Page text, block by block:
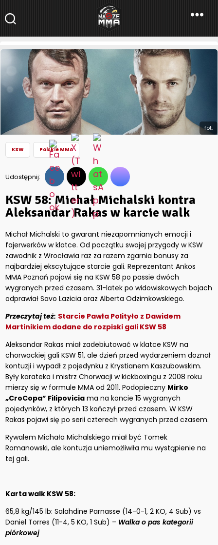
NaszeMMA
NaszeMMA.pl»Aktualności»Polskie MMA»KSW»KSW 58: Michał
Michalski kontra Aleksandar Rakas w karcie walk
fot.
KSW Polskie MMA
Udostępnij:
KSW 58: Michał Michalski kontra
Aleksandar Rakas w karcie walk
Michał Michalski to gwarant niezapomnianych emocji i
fajerwerków w klatce. Od początku swojej przygody w KSW
zawodnik z Wrocławia raz za razem zgarnia bonusy za
najbardziej ekscytujące starcie gali. Reprezentant Ankos
MMA Poznań pojawi się na KSW 58 po passie dwóch
wygranych przed czasem. 31-latek po widowiskowych bojach
odprawiał Savo Lazicia oraz Alberta Odzimkowskiego.
Przeczytaj też: Starcie Pawła Polityło z Dawidem
Martinikiem dodane do rozpiski gali KSW 58
Aleksandar Rakas miał zadebiutować w klatce KSW na
chorwackiej gali KSW 51, ale dzień przed wydarzeniem doznał
kontuzji i wypadł z pojedynku z Krystianem Kaszubowskim.
Były karateka i mistrz Chorwacji w kickboxingu z 2008 roku
mierzy się w formule MMA od 2011. Podopieczny Mirko
„CroCopa” Filipovicia ma na koncie 15 wygranych
pojedynków, z których 13 kończył przed czasem. W KSW
Rakas pojawi się po serii czterech wygranych przed czasem.
Rywalem Michała Michalskiego miał być Tomek
Romanowski, ale kontuzja uniemożliwiła mu wystąpienie na
tej gali.
Karta walk KSW 58:
65,8 kg/145 lb: Salahdine Parnasse (14-0-1, 2 KO, 4 Sub) vs
Daniel Torres (11-4, 5 KO, 1 Sub) – Walka o pas kategorii
piórkowej